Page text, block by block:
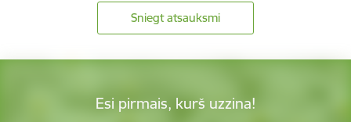
Sniegt atsauksmi
Esi pirmais, kurš uzzina!